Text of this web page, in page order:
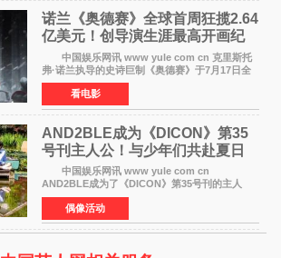
诺兰《奥德赛》全球首周狂揽2.64
亿美元！创导演生涯最高开画纪
中国娱乐网讯 www yule com cn 克里斯托
弗·诺兰执导的史诗巨制《奥德赛》于7月17日全
球上映，首周末票房表现远超预期——北美首周
三天粗报1 245亿美元（开画3919馆），全球首周
2 641亿美元
看电影
AND2BLE成为《DICON》第35
号刊主人公！与少年们共赴夏日
之约
中国娱乐网讯 www yule com cn
AND2BLE成为了《DICON》第35号刊的主人
公，本期标题为And The Summer。作为出道后
首次担任杂志画报主角的完整体，AND2BLE用清
澈的少年感与全新的夏天相遇了
偶像活动